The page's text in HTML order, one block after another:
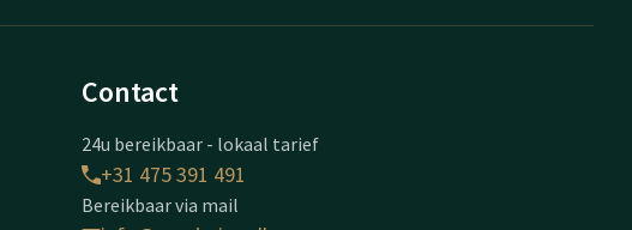
Contact
24u bereikbaar - lokaal tarief
+31 475 391 491
Bereikbaar via mail